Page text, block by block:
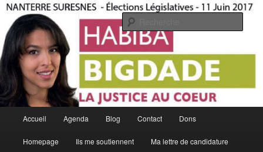
Aller
contenu
principal
Aller
contenu
secondaireHabiba Bigdade
La Justice Au Coeur
principal
Accueil Agenda Blog Contact Dons
Homepage Ils me soutiennent Ma lettre de candidature